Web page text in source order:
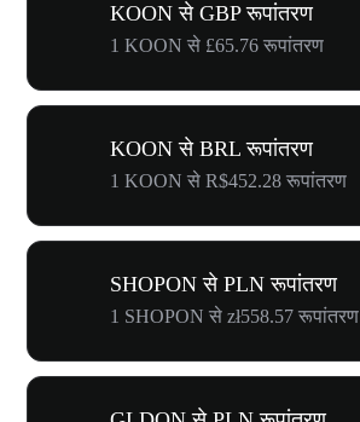
KOON से GBP रूपांतरण
1 KOON से £65.76 रूपांतरण
KOON से BRL रूपांतरण
1 KOON से R$452.28 रूपांतरण
SHOPON से PLN रूपांतरण
1 SHOPON से zł558.57 रूपांतरण